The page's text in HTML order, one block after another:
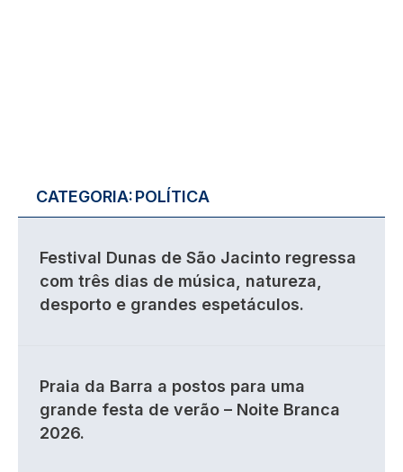
CATEGORIA:POLÍTICA
Festival Dunas de São Jacinto regressa
com três dias de música, natureza,
desporto e grandes espetáculos.
Praia da Barra a postos para uma
grande festa de verão – Noite Branca
2026.